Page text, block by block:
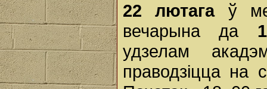
22 лютага ў
вечарына да
удзелам
праводзіцца на